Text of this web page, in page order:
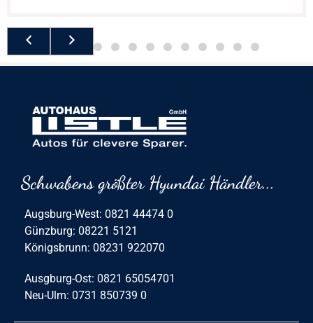
Schwabens größter Hyundai Händler...
Augsburg-West: 0821 44474 0
Günzburg: 08221 5121
Königsbrunn: 08231 922070
Ausgburg-Ost: 0821 65054701
Neu-Ulm: 0731 850739 0